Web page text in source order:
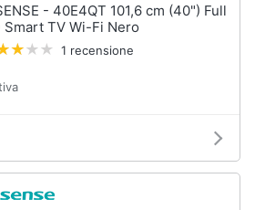
- 40E4QT 101,6 cm (40") Full
Smart TV Wi-Fi Nero
1 recensione